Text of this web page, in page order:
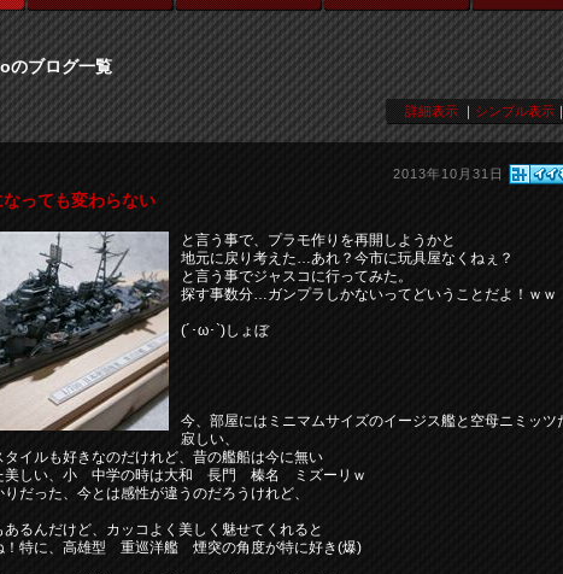
のブログ一覧
詳細表示 ｜ シンプル表示 ｜
2013年10月31日
なっても変わらない
と言う事で、プラモ作りを再開しようかと
地元に戻り考えた…あれ？今市に玩具屋なくねぇ？
と言う事でジャスコに行ってみた。
探す事数分…ガンプラしかないってどいうことだよ！ｗｗ
(´･ω･`)しょぼ
今、部屋にはミニマムサイズのイージス艦と空母ニミッツ
寂しい、
タイルも好きなのだけれど、昔の艦船は今に無い
美しい、小 中学の時は大和 長門 榛名 ミズーリｗ
だった、今とは感性が違うのだろうけれど、
あるんだけど、カッコよく美しく魅せてくれると
！特に、高雄型 重巡洋艦 煙突の角度が特に好き(爆)